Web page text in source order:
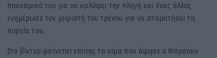
πουκάμισό του για να καλύψει την πληγή και ένας άλλος
ενημέρωσε τον χειριστή του τρένου για να σταματήσει τη
πορεία του.
Στο βίντεο φαίνεται επίσης το αίμα που άφησε ο Μπράουν